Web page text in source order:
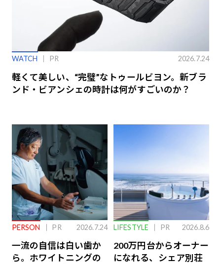
WATCH PR 2026.7.24
軽くて美しい、“完璧”なトゥールビヨン。新ブラ
ンド・ビアンシェの時計は何がすごいのか？
PERSON PR 2026.7.24
一流の自信は白い歯か
ら。ホワイトニングの
LIFESTYLE PR 2026.8.6
200万円台からオーナー
になれる、シェア別荘